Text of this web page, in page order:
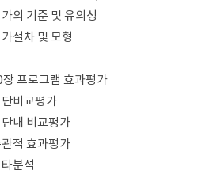
의 기준 및 유의성
절차 및 모형
프로그램 효과평가
단비교평가
단내 비교평가
적 효과평가
분석